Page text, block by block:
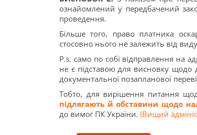
ознайомлений у передбачений
проведення.
Більше того, право платника
стосовно нього не залежить від
P.s. само по собі відправлення на
не є підставою для висновку
документальної позапланової
Тобто, для вирішення питання
підлягають й обставини щодо
до вимог ПК України. (Вищий